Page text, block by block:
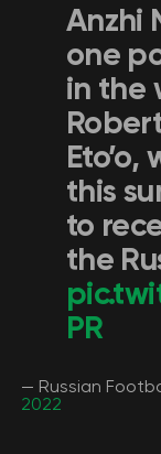
Anzhi
one
in the
this
to
the
PR
— Russian
2022